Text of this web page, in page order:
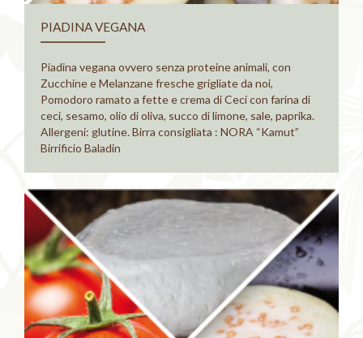
PIADINA VEGANA
Piadina vegana ovvero senza proteine animali, con
Zucchine e Melanzane fresche grigliate da noi,
Pomodoro ramato a fette e crema di Ceci con farina di
ceci, sesamo, olio di oliva, succo di limone, sale, paprika.
Allergeni: glutine. Birra consigliata : NORA “Kamut”
Birrificio Baladin